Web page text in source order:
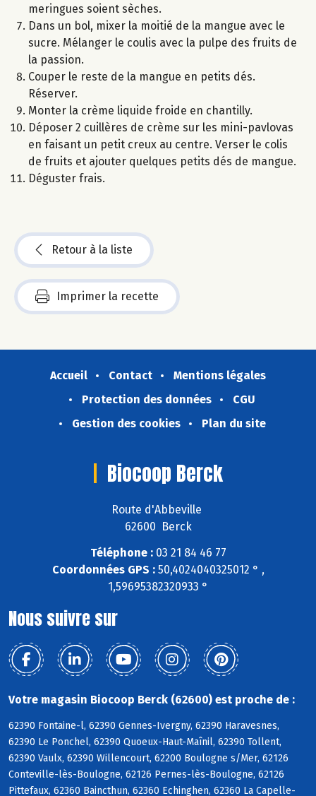
meringues soient sèches.
Dans un bol, mixer la moitié de la mangue avec le
sucre. Mélanger le coulis avec la pulpe des fruits de
la passion.
Couper le reste de la mangue en petits dés.
Réserver.
Monter la crème liquide froide en chantilly.
Déposer 2 cuillères de crème sur les mini-pavlovas
en faisant un petit creux au centre. Verser le colis
de fruits et ajouter quelques petits dés de mangue.
Déguster frais.
Retour à la liste
Imprimer la recette
Accueil Contact
Mentions légales
Protection des données
CGU
Gestion des cookies
Plan du site
Biocoop Berck
Route d'Abbeville
62600 Berck
Téléphone :03 21 84 46 77
Coordonnées GPS :50,4024040325012 ° ,
1,59695382320933 °
Nous suivre sur
Votre magasin Biocoop Berck (62600) est proche de :
62390 Fontaine-l, 62390 Gennes-Ivergny, 62390 Haravesnes,
62390 Le Ponchel, 62390 Quoeux-Haut-Maînil, 62390 Tollent,
62390 Vaulx, 62390 Willencourt, 62200 Boulogne s/Mer, 62126
Conteville-lès-Boulogne, 62126 Pernes-lès-Boulogne, 62126
Pittefaux, 62360 Baincthun, 62360 Echinghen, 62360 La Capelle-